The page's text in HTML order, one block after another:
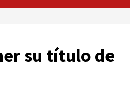
su título de